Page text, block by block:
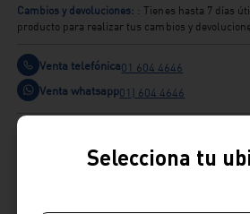
Cambios y devoluciones: : Tienes hasta 7 días
producto para realizar tus cambios y
Venta telefónica01 604 4646
Venta whatsapp01) 604 4646
Selecciona tu